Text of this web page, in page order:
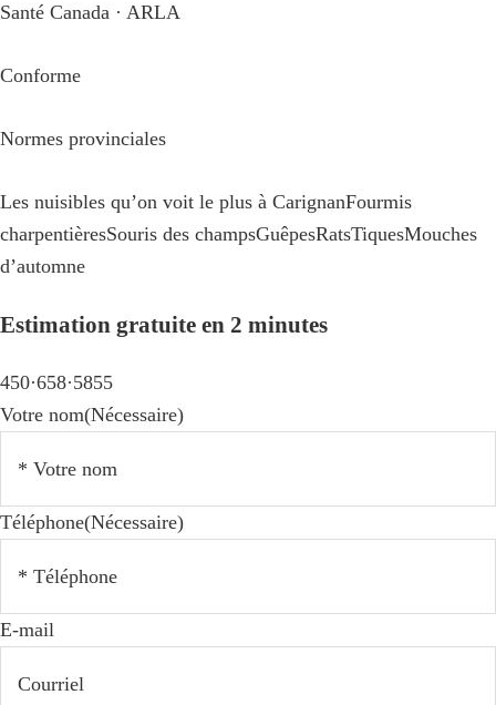
Santé Canada · ARLA
Conforme
Normes provinciales
Les nuisibles qu’on voit le plus à CarignanFourmis
charpentièresSouris des champsGuêpesRatsTiquesMouches
d’automne
Estimation gratuite en 2 minutes
450·658·5855
Votre nom(Nécessaire)
Téléphone(Nécessaire)
E-mail